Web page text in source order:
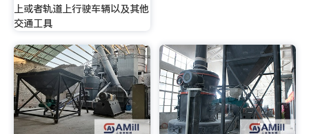
上或者轨道上行驶车辆以及其他
交通工具